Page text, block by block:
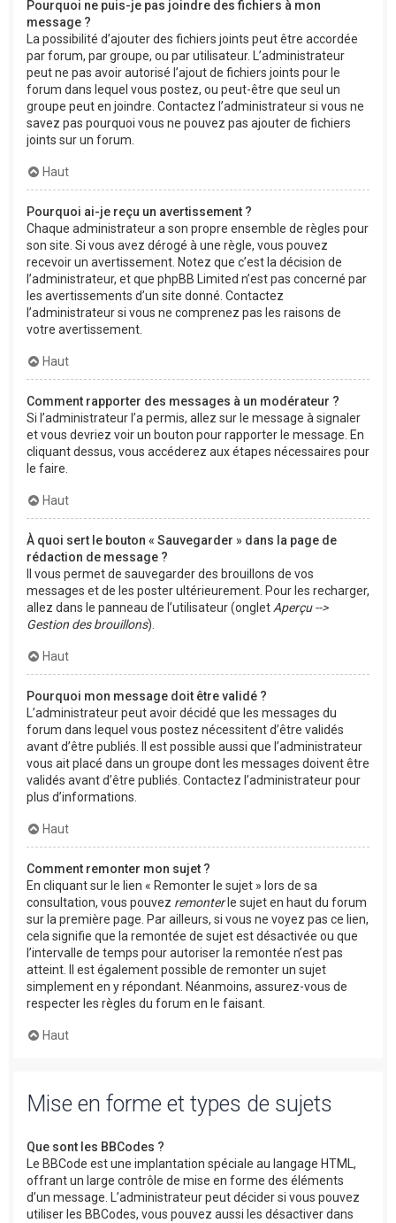
Pourquoi ne puis-je pas joindre des fichiers à mon
message ?
La possibilité d’ajouter des fichiers joints peut être accordée
par forum, par groupe, ou par utilisateur. L’administrateur
peut ne pas avoir autorisé l’ajout de fichiers joints pour le
forum dans lequel vous postez, ou peut-être que seul un
groupe peut en joindre. Contactez l’administrateur si vous ne
savez pas pourquoi vous ne pouvez pas ajouter de fichiers
joints sur un forum.
Haut
Pourquoi ai-je reçu un avertissement ?
Chaque administrateur a son propre ensemble de règles pour
son site. Si vous avez dérogé à une règle, vous pouvez
recevoir un avertissement. Notez que c’est la décision de
l’administrateur, et que phpBB Limited n’est pas concerné par
les avertissements d’un site donné. Contactez
l’administrateur si vous ne comprenez pas les raisons de
votre avertissement.
Haut
Comment rapporter des messages à un modérateur ?
Si l’administrateur l’a permis, allez sur le message à signaler
et vous devriez voir un bouton pour rapporter le message. En
cliquant dessus, vous accéderez aux étapes nécessaires pour
le faire.
Haut
À quoi sert le bouton « Sauvegarder » dans la page de
rédaction de message ?
Il vous permet de sauvegarder des brouillons de vos
messages et de les poster ultérieurement. Pour les recharger,
allez dans le panneau de l’utilisateur (onglet Aperçu -->
Gestion des brouillons).
Haut
Pourquoi mon message doit être validé ?
L’administrateur peut avoir décidé que les messages du
forum dans lequel vous postez nécessitent d’être validés
avant d’être publiés. Il est possible aussi que l’administrateur
vous ait placé dans un groupe dont les messages doivent être
validés avant d’être publiés. Contactez l’administrateur pour
plus d’informations.
Haut
Comment remonter mon sujet ?
En cliquant sur le lien « Remonter le sujet » lors de sa
consultation, vous pouvez remonterle sujet en haut du forum
sur la première page. Par ailleurs, si vous ne voyez pas ce lien,
cela signifie que la remontée de sujet est désactivée ou que
l’intervalle de temps pour autoriser la remontée n’est pas
atteint. Il est également possible de remonter un sujet
simplement en y répondant. Néanmoins, assurez-vous de
respecter les règles du forum en le faisant.
Haut
Mise en forme et types de sujets
Que sont les BBCodes ?
Le BBCode est une implantation spéciale au langage HTML,
offrant un large contrôle de mise en forme des éléments
d’un message. L’administrateur peut décider si vous pouvez
utiliser les BBCodes, vous pouvez aussi les désactiver dans